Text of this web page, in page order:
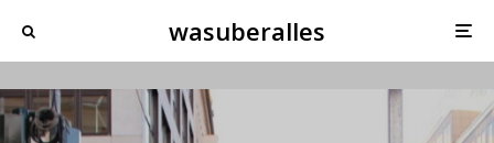
wasuberalles